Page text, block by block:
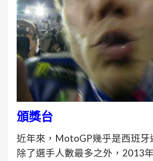
頒獎台
近年來，MotoGP幾乎是西班牙
除了選手人數最多之外，2013